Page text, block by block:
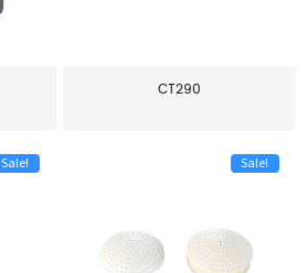
CT290
Sale! Sale!